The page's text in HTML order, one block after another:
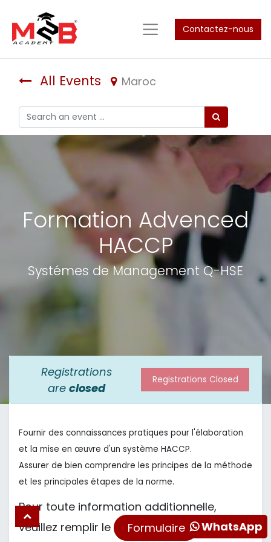
Contactez-nous
All Events Maroc
Formation Advenced
HACCP
Systémes de Management Q-HSE
Registrations
areclosed
Registrations Closed
Fournir des connaissances pratiques pour l'élaboration
et la mise en œuvre d'un système HACCP.
Assurer de bien comprendre les principes de la méthode
et les principales étapes de la norme.
Pour toute information additionnelle,
veuillez remplir le
Formulaire WhatsApp